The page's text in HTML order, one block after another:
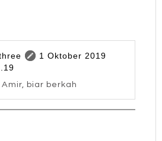
1 Oktober 2019
Amir, biar berkah